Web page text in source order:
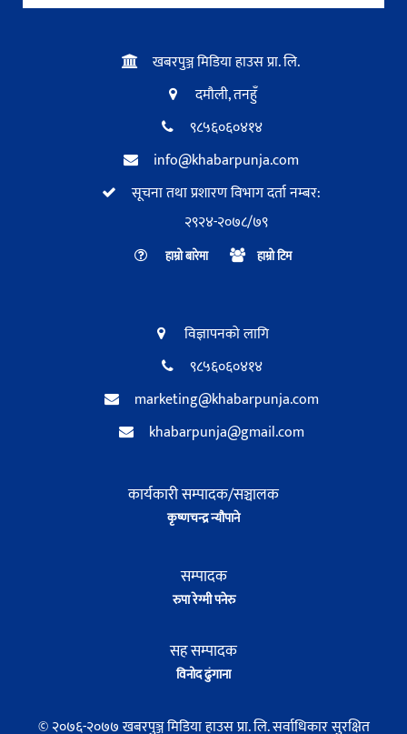
खबरपुञ्ज मिडिया हाउस प्रा. लि.
दमौली, तनहुँ
९८५६०६०४१४
info@khabarpunja.com
सूचना तथा प्रशारण विभाग दर्ता नम्बर:
२९२४-२०७८/७९
हाम्रो बारेमा हाम्रो टिम
विज्ञापनको लागि
९८५६०६०४१४
marketing@khabarpunja.com
khabarpunja@gmail.com
कार्यकारी सम्पादक/सञ्चालक
कृष्णचन्द्र न्यौपाने
सम्पादक
रुपा रेग्मी पनेरु
सह सम्पादक
विनोद ढुंगाना
© २०७६-२०७७ खबरपुञ्ज मिडिया हाउस प्रा. लि. सर्वाधिकार सुरक्षित